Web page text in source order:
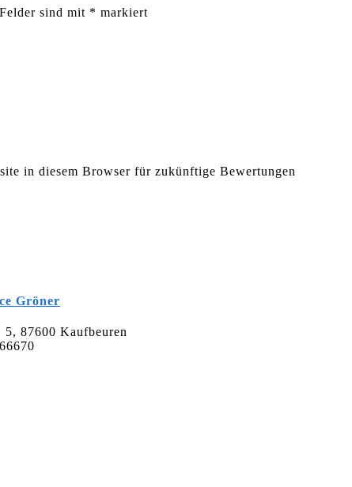
sind mit * markiert
in diesem Browser für zukünftige Bewertungen
Gröner
5, 87600 Kaufbeuren